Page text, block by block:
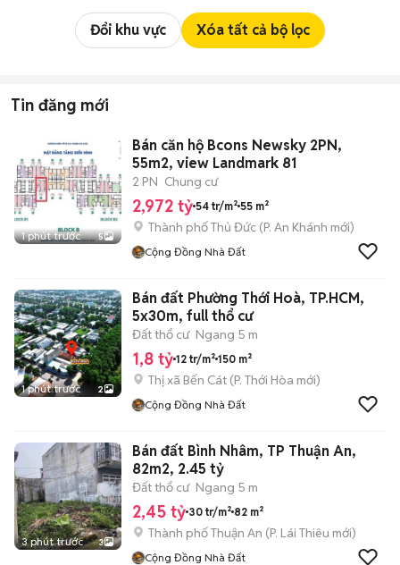
Đổi khu vực Xóa tất cả bộ lọc
Tin đăng mới
1 phút trước 5
Bán căn hộ Bcons Newsky 2PN,
55m2, view Landmark 81
2 PN Chung cư
2,972 tỷ 54 tr/m² 55 m²
Thành phố Thủ Đức (P. An Khánh mới)
Cộng Đồng Nhà Đất
1 phút trước 2
Bán đất Phường Thới Hoà, TP.HCM,
5x30m, full thổ cư
Đất thổ cư Ngang 5 m
1,8 tỷ 12 tr/m² 150 m²
Thị xã Bến Cát (P. Thới Hòa mới)
Cộng Đồng Nhà Đất
3 phút trước 3
Bán đất Bình Nhâm, TP Thuận An,
82m2, 2.45 tỷ
Đất thổ cư Ngang 5 m
2,45 tỷ 30 tr/m² 82 m²
Thành phố Thuận An (P. Lái Thiêu mới)
Cộng Đồng Nhà Đất